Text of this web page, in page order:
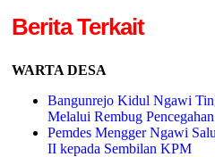
Berita Terkait
WARTA DESA
Bangunrejo Kidul Ngawi
Melalui Rembug
Pemdes Mengger Ngawi
II kepada Sembilan KPM